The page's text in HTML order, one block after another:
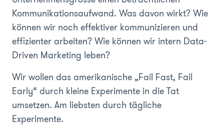
Kommunikationsaufwand. Was davon wirkt? Wie
können wir noch effektiver kommunizieren und
effizienter arbeiten? Wie können wir intern Data-
Driven Marketing leben?
Wir wollen das amerikanische „Fail Fast, Fail
Early“ durch kleine Experimente in die Tat
umsetzen. Am liebsten durch tägliche
Experimente.